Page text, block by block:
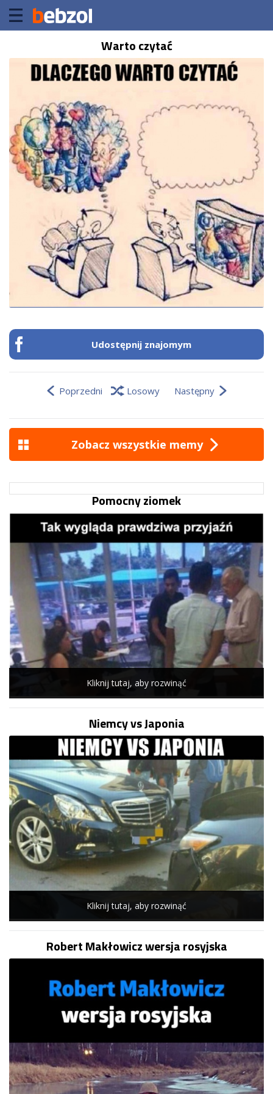
Warto czytać
Udostępnij znajomym
Poprzedni Losowy Następny
Zobacz wszystkie memy
Pomocny ziomek
Kliknij tutaj, aby rozwinąć
Niemcy vs Japonia
Kliknij tutaj, aby rozwinąć
Robert Makłowicz wersja rosyjska